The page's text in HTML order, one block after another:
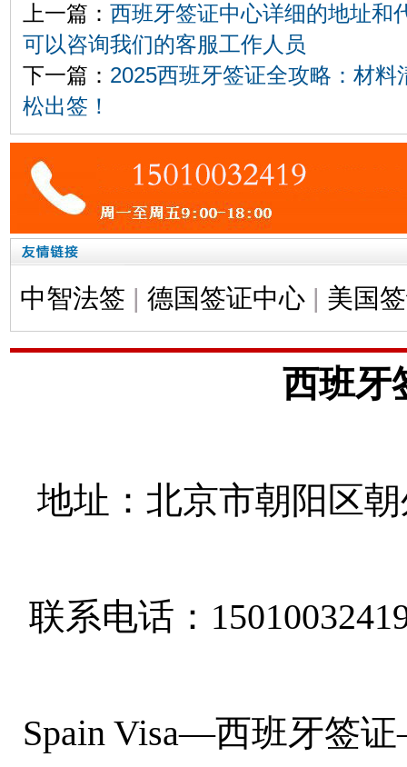
上一篇： 西班牙签证中心详细的地址和
可以咨询我们的客服工作人员
下一篇： 2025西班牙签证全攻略：材
松出签！
中智法签 | 德国签证中心 | 美国
西班牙
地址：北京市朝阳区
联系电话：
Spain Visa—西班牙签